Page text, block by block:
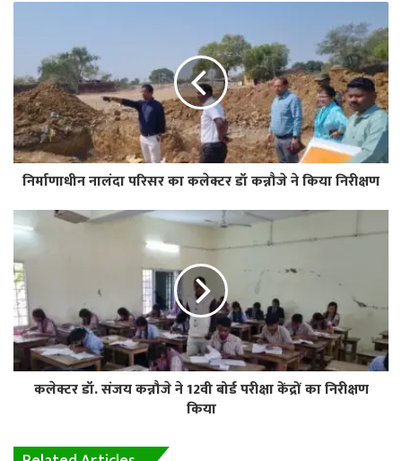
निर्माणाधीन नालंदा परिसर का कलेक्टर डॉ कन्नौजे ने किया निरीक्षण
कलेक्टर डॉ. संजय कन्नौजे ने 12वी बोर्ड परीक्षा केंद्रों का निरीक्षण
किया